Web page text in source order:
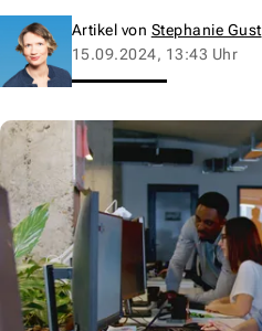
Artikel von Stephanie Gust
15.09.2024, 13:43 Uhr